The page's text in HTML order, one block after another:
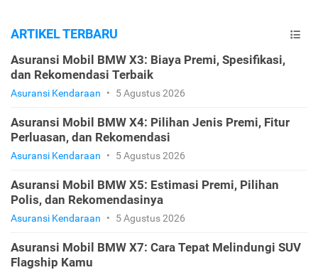
ARTIKEL TERBARU
Asuransi Mobil BMW X3: Biaya Premi, Spesifikasi,
dan Rekomendasi Terbaik
Asuransi Kendaraan • 5 Agustus 2026
Asuransi Mobil BMW X4: Pilihan Jenis Premi, Fitur
Perluasan, dan Rekomendasi
Asuransi Kendaraan • 5 Agustus 2026
Asuransi Mobil BMW X5: Estimasi Premi, Pilihan
Polis, dan Rekomendasinya
Asuransi Kendaraan • 5 Agustus 2026
Asuransi Mobil BMW X7: Cara Tepat Melindungi SUV
Flagship Kamu